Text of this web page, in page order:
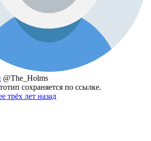
@The_Holms
сохраняется по ссылке.
трёх лет назад